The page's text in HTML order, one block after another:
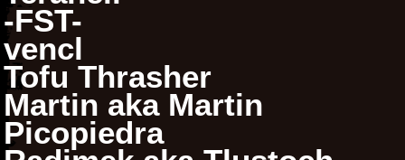
-FST-
vencl
Tofu Thrasher
Martin aka Martin
Picopiedra